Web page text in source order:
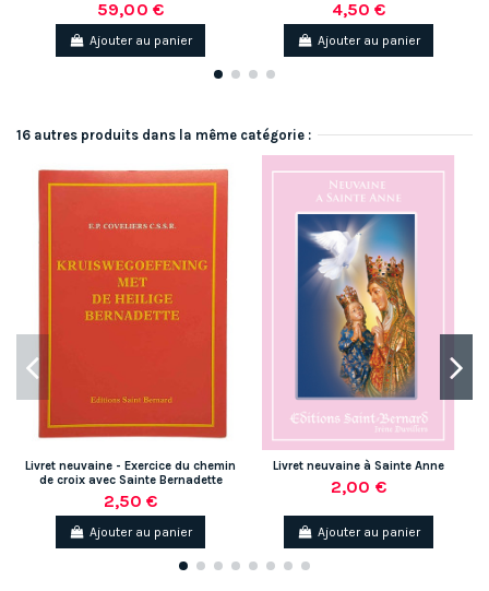
59,00 €
Ajouter au panier
4,50 €
Ajouter au panier
16 autres produits dans la même catégorie :
Livret neuvaine - Exercice du chemin
de croix avec Sainte Bernadette
2,50 €
Ajouter au panier
Livret neuvaine à Sainte Anne
2,00 €
Ajouter au panier